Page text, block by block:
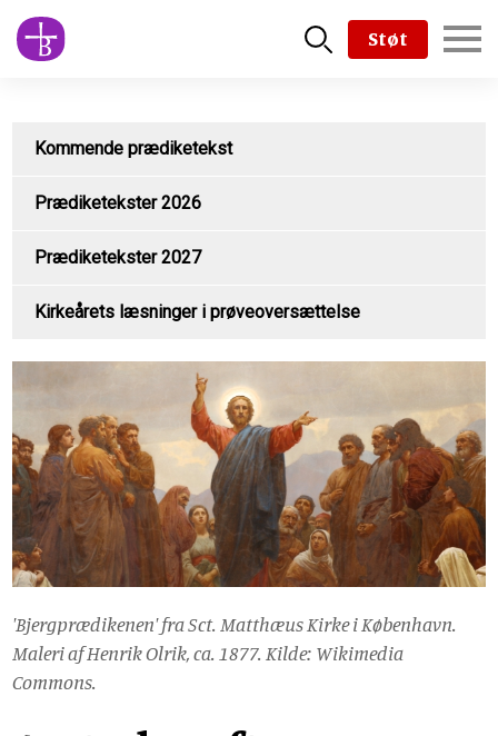
Skip
to
Støt
Kommende prædiketekst
Prædiketekster 2026
Prædiketekster 2027
Kirkeårets læsninger i prøveoversættelse
'Bjergprædikenen' fra Sct. Matthæus Kirke i København.
Maleri af Henrik Olrik, ca. 1877. Kilde: Wikimedia
Commons.